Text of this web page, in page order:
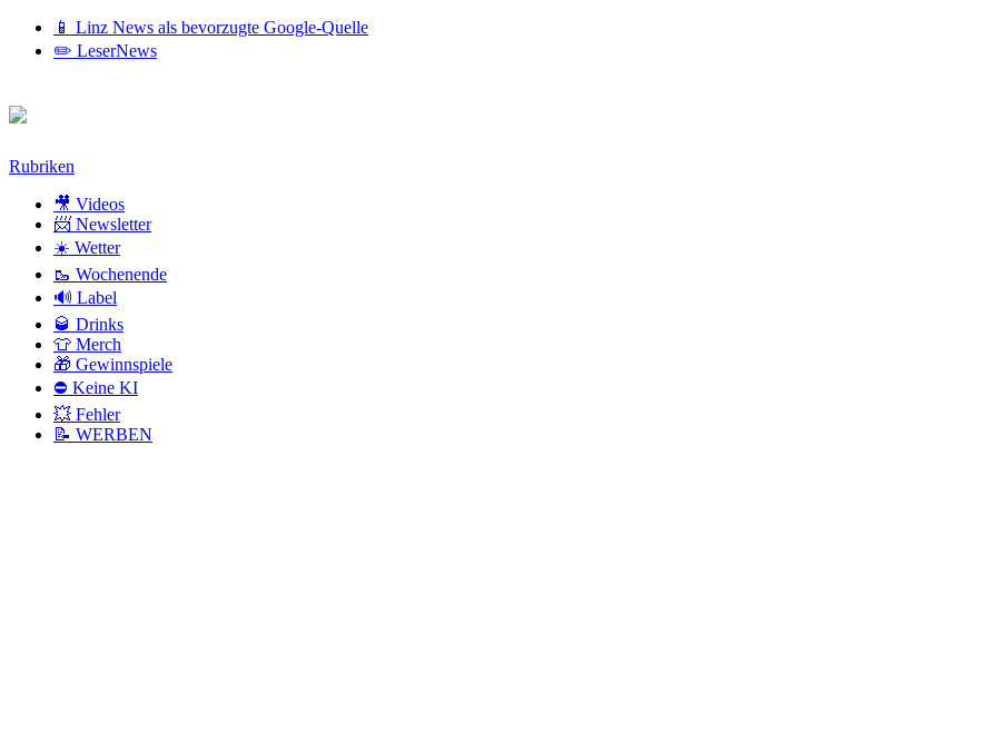
📱 Linz News als bevorzugte Google-Quelle
✏️ LeserNews
Zum
Rubriken
🎥 Videos
📨 Newsletter
☀️ Wetter
🥾 Wochenende
🔊 Label
🥃 Drinks
👕 Merch
🎁 Gewinnspiele
⛔ Keine KI
💥 Fehler
📝 WERBEN